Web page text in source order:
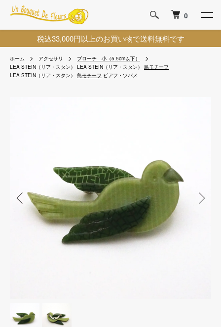
税込33,000円以上のお買い物で送料無料です
0
ホーム アクセサリ
ブローチ 小（5.5cm以下）
LEA STEIN（リア・スタン）
LEA STEIN（リア・スタン）
鳥モチーフ
LEA STEIN（リア・スタン）
鳥モチーフ ピアフ・ツバメ